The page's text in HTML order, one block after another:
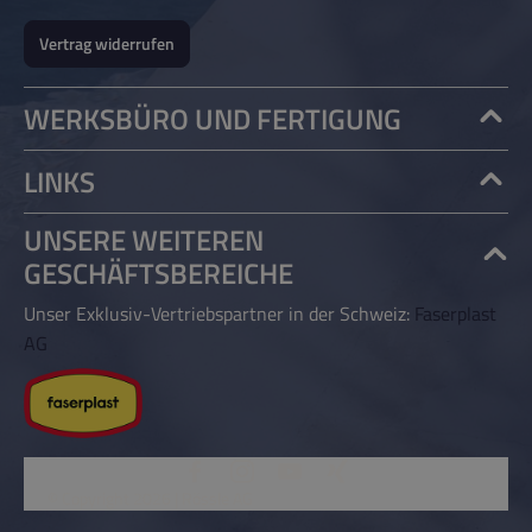
Vertrag widerrufen
WERKSBÜRO UND FERTIGUNG
LINKS
UNSERE WEITEREN
GESCHÄFTSBEREICHE
Unser Exklusiv-Vertriebspartner in der Schweiz: Faserplast
AG